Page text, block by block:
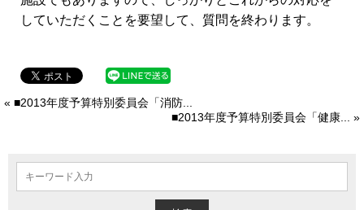
していただくことを要望して、質問を終わります。
« ■2013年度予算特別委員会「消防...
■2013年度予算特別委員会「健康... »